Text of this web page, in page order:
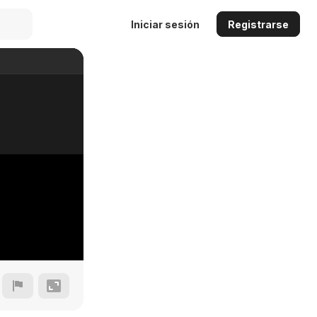
Iniciar sesión Registrarse